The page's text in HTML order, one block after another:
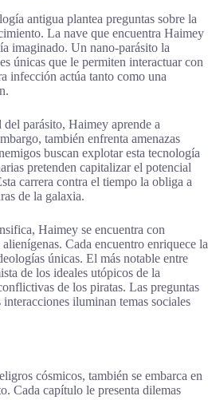
antigua plantea preguntas sobre la
La nave que encuentra Haimey
imaginado. Un nano-parásito la
únicas que le permiten interactuar con
infección actúa tanto como una
parásito, Haimey aprende a
también enfrenta amenazas
buscan explotar esta tecnología
pretenden capitalizar el potencial
carrera contra el tiempo la obliga a
de la galaxia.
Haimey se encuentra con
Cada encuentro enriquece la
únicas. El más notable entre
de los ideales utópicos de la
de los piratas. Las preguntas
iluminan temas sociales
cósmicos, también se embarca en
Cada capítulo le presenta dilemas